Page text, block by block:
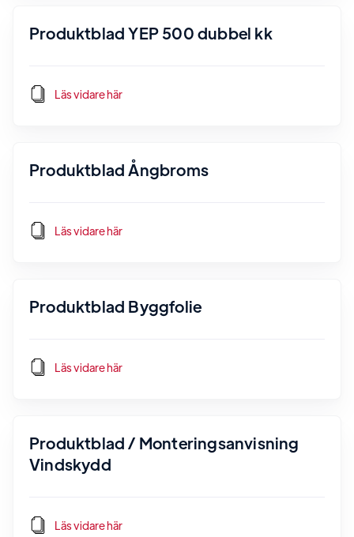
Produktblad YEP 500 dubbel kk
Läs vidare här
Produktblad Ångbroms
Läs vidare här
Produktblad Byggfolie
Läs vidare här
Produktblad / Monteringsanvisning
Vindskydd
Läs vidare här